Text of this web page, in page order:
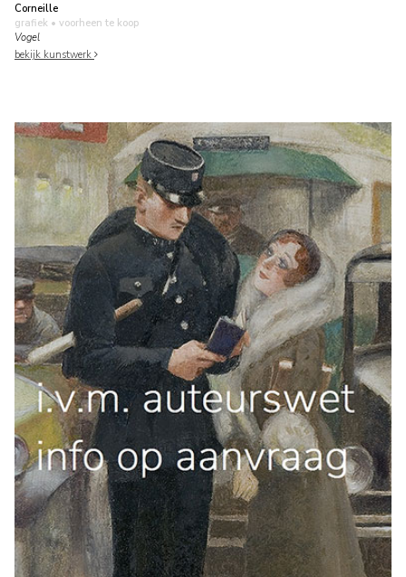
Corneille
grafiek • voorheen te koop
Vogel
bekijk kunstwerk